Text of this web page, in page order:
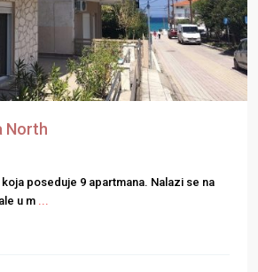
North
poseduje 9 apartmana. Nalazi se na
u m